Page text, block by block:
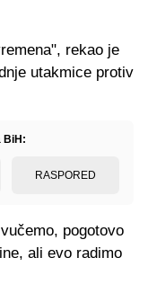
rekao je
utakmice protiv
BiH:
RASPORED
pogotovo
ali evo radimo